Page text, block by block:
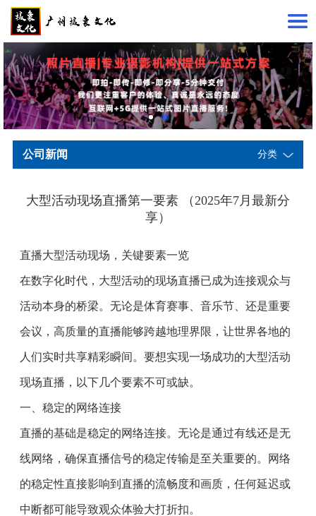
公司新闻 分类
大型活动现场直播第一要素 （2025年7月最新分
享）
直播大型活动现场，关键要素一览
在数字化时代，大型活动的现场直播已成为连接观众与
活动本身的桥梁。无论是体育赛事、音乐节、还是重要
会议，高质量的直播能够跨越地理界限，让世界各地的
人们实时共享精彩瞬间。要想实现一场成功的大型活动
现场直播，以下几个要素不可或缺。
一、稳定的网络连接
直播的基础是稳定的网络连接。无论是通过有线还是无
线网络，确保直播信号的稳定传输是至关重要的。网络
的稳定性直接影响到直播的流畅度和画质，任何延迟或
中断都可能导致观众体验大打折扣。